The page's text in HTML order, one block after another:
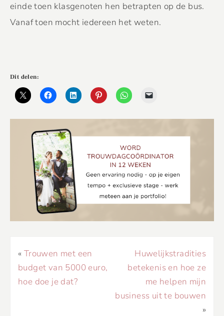
einde toen klasgenoten hen betrapten op de bus.
Vanaf toen mocht iedereen het weten.
Dit delen:
« Trouwen met een
budget van 5000 euro,
hoe doe je dat?
Huwelijkstradities
betekenis en hoe ze
me helpen mijn
business uit te bouwen
»